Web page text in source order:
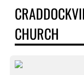
CHURCH